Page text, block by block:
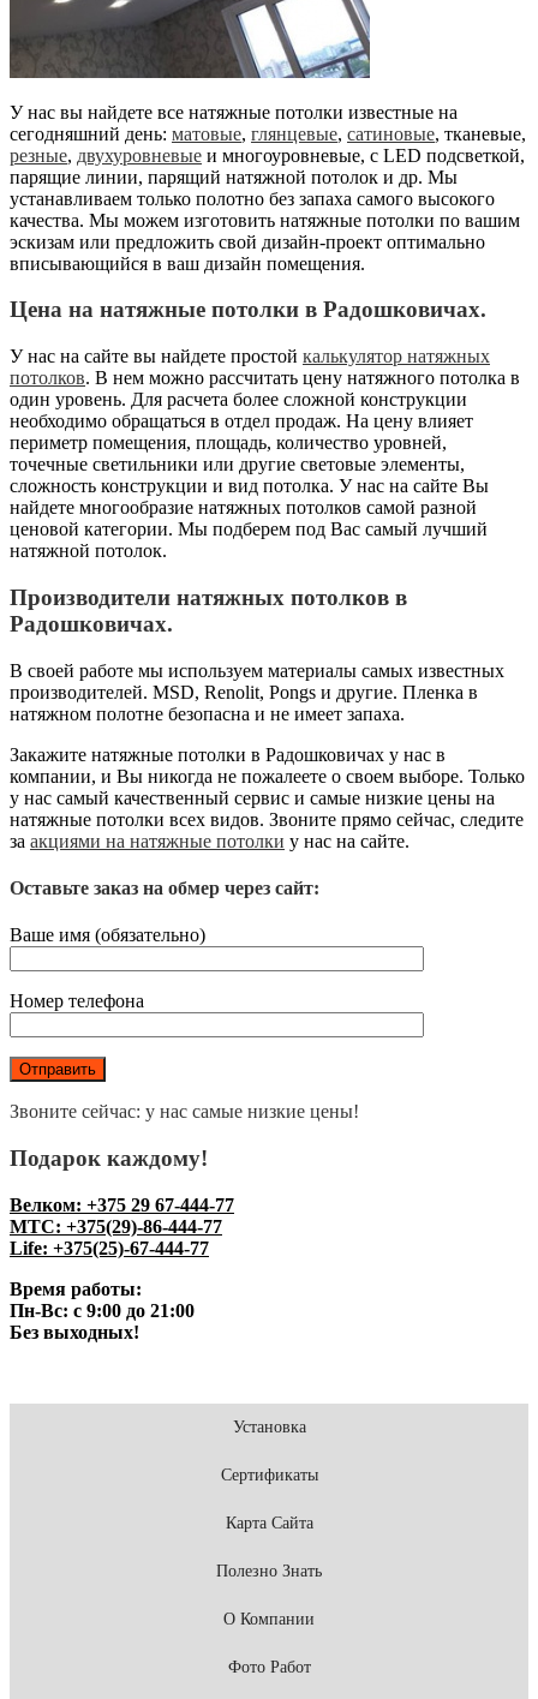
У нас вы найдете все натяжные потолки известные на
сегодняшний день: матовые, глянцевые, сатиновые, тканевые,
резные, двухуровневые и многоуровневые, с LED подсветкой,
парящие линии, парящий натяжной потолок и др. Мы
устанавливаем только полотно без запаха самого высокого
качества. Мы можем изготовить натяжные потолки по вашим
эскизам или предложить свой дизайн-проект оптимально
вписывающийся в ваш дизайн помещения.
Цена на натяжные потолки в Радошковичах.
У нас на сайте вы найдете простой калькулятор натяжных
потолков. В нем можно рассчитать цену натяжного потолка в
один уровень. Для расчета более сложной конструкции
необходимо обращаться в отдел продаж. На цену влияет
периметр помещения, площадь, количество уровней,
точечные светильники или другие световые элементы,
сложность конструкции и вид потолка. У нас на сайте Вы
найдете многообразие натяжных потолков самой разной
ценовой категории. Мы подберем под Вас самый лучший
натяжной потолок.
Производители натяжных потолков в
Радошковичах.
В своей работе мы используем материалы самых известных
производителей. MSD, Renolit, Pongs и другие. Пленка в
натяжном полотне безопасна и не имеет запаха.
Закажите натяжные потолки в Радошковичах у нас в
компании, и Вы никогда не пожалеете о своем выборе. Только
у нас самый качественный сервис и самые низкие цены на
натяжные потолки всех видов. Звоните прямо сейчас, следите
за акциями на натяжные потолки у нас на сайте.
Оставьте заказ на обмер через сайт:
Ваше имя (обязательно)
Номер телефона
Звоните сейчас: у нас самые низкие цены!
Подарок каждому!
Велком: +375 29 67-444-77
МТС: +375(29)-86-444-77
Life: +375(25)-67-444-77
Время работы:
Пн-Вс: с 9:00 до 21:00
Без выходных!
Установка
Сертификаты
Карта Сайта
Полезно Знать
О Компании
Фото Работ